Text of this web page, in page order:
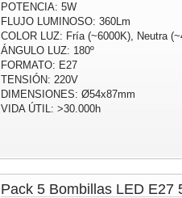
POTENCIA: 5W
FLUJO LUMINOSO: 360Lm
COLOR LUZ: Fría (~6000K), Neutra
ÁNGULO LUZ: 180º
FORMATO: E27
TENSIÓN: 220V
DIMENSIONES: Ø54x87mm
VIDA ÚTIL: >30.000h
Pack 5 Bombillas LED E27